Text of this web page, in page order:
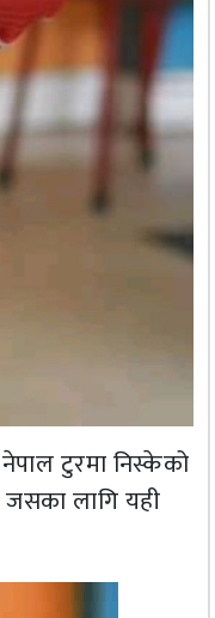
टुरमा निस्केको
जसका लागि यही